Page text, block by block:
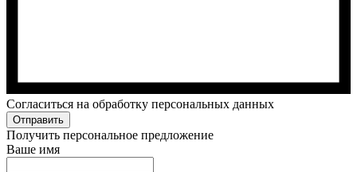
Cогласиться на обработку персональных данных
Отправить
Получить персональное предложение
Ваше имя